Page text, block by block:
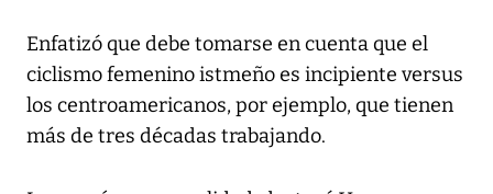
Enfatizó que debe tomarse en cuenta que el
ciclismo femenino istmeño es incipiente versus
los centroamericanos, por ejemplo, que tienen
más de tres décadas trabajando.